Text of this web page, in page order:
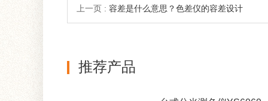
上一页 : 容差是什么意思？色差仪的容差设计
推荐产品